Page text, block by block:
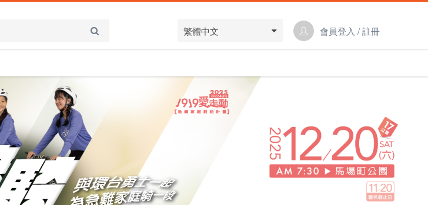
繁體中文 會員登入 / 註冊